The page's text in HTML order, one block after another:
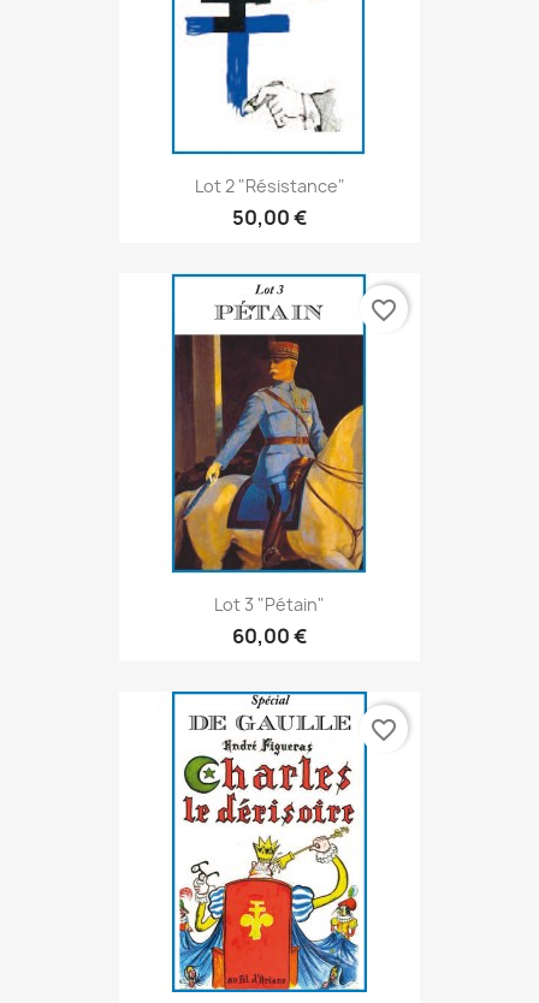
Lot 2 "Résistance"
50,00 €
Lot 3 "Pétain"
60,00 €
favorite_border
favorite_border